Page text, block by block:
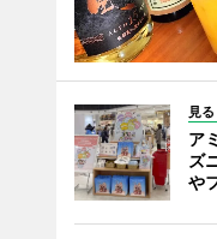
見
ア
ズ
や